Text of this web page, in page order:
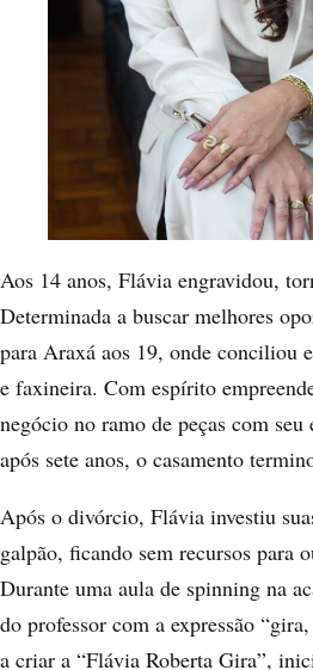
Aos 14 anos, Flávia engravidou,
Determinada a buscar melhores
para Araxá aos 19, onde conciliou
e faxineira. Com espírito
negócio no ramo de peças com
após sete anos, o casamento
Após o divórcio, Flávia investiu
galpão, ficando sem recursos para
Durante uma aula de spinning na
do professor com a expressão
a criar a “Flávia Roberta Gira”,